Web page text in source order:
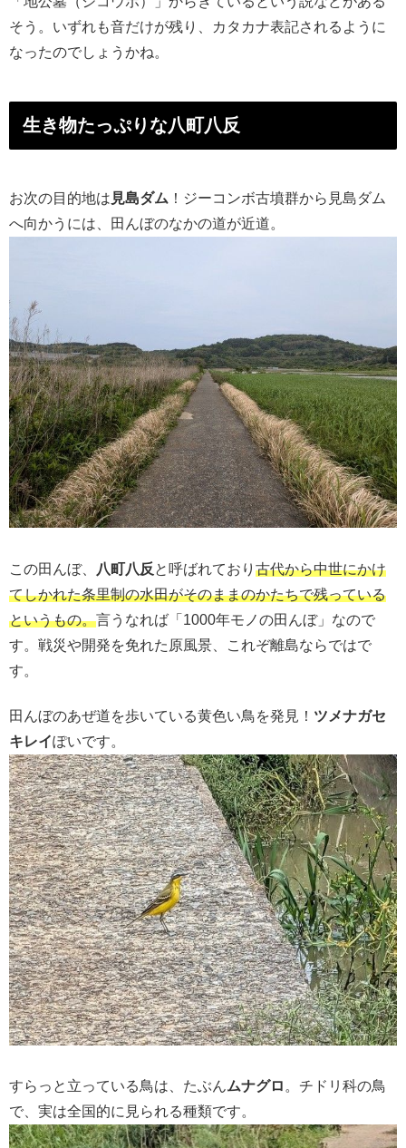
そう。いずれも音だけが残り、カタカナ表記されるように
なったのでしょうかね。
生き物たっぷりな八町八反
お次の目的地は 見島ダム ！ジーコンボ古墳群から見島ダム
へ向かうには、田んぼのなかの道が近道。
この田んぼ、 八町八反 と呼ばれており 古代から中世にかけ
てしかれた条里制の水田がそのままのかたちで残っている
というもの。言うなれば「1000年モノの田んぼ」なので
す。戦災や開発を免れた原風景、これぞ離島ならではで
す。
田んぼのあぜ道を歩いている黄色い鳥を発見！ ツメナガセ
キレイぽいです。
すらっと立っている鳥は、たぶんムナグロ 。チドリ科の鳥
で、実は全国的に見られる種類です。